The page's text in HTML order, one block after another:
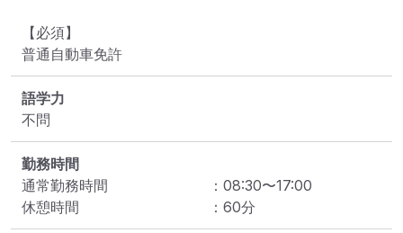
【必須】
普通自動車免許
語学力
不問
勤務時間
通常勤務時間
： 08:30〜17:00
休憩時間
： 60分